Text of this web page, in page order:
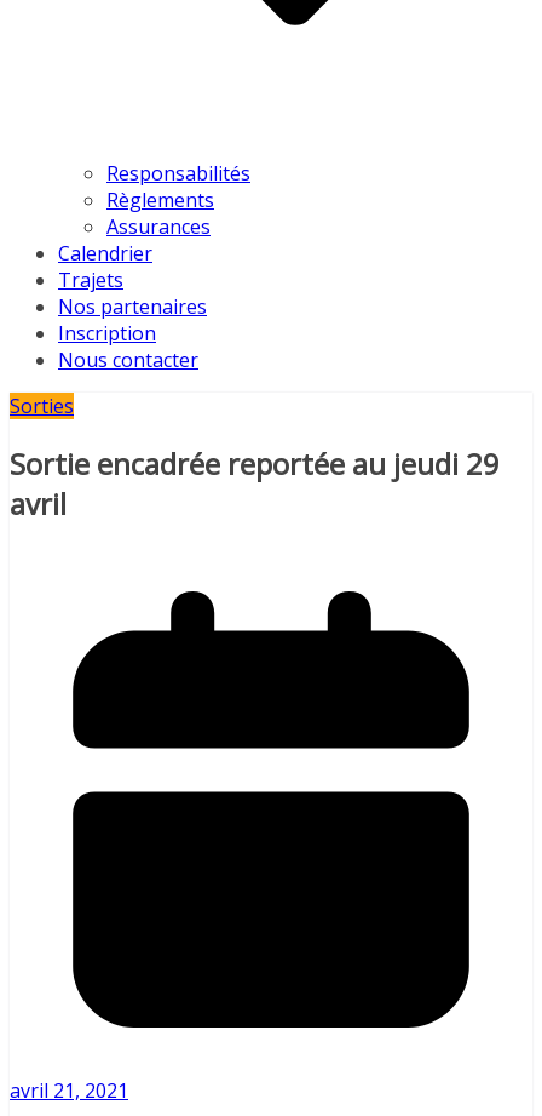
Responsabilités
Règlements
Assurances
Calendrier
Trajets
Nos partenaires
Inscription
Nous contacter
Sorties
Sortie encadrée reportée au jeudi 29
avril
avril 21, 2021